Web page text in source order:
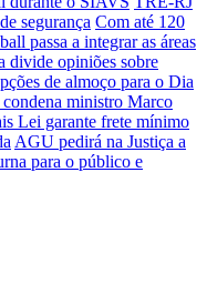
segurança Com até 120
passa a integrar as áreas
divide opiniões sobre
de almoço para o Dia
condena ministro Marco
Lei garante frete mínimo
AGU pedirá na Justiça a
para o público e